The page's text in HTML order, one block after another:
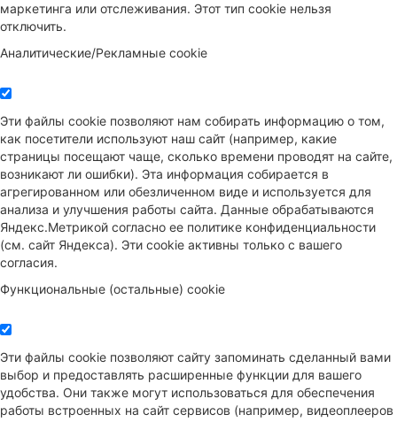
маркетинга или отслеживания. Этот тип cookie нельзя
отключить.
Аналитические/Рекламные cookie
Эти файлы cookie позволяют нам собирать информацию о том,
как посетители используют наш сайт (например, какие
страницы посещают чаще, сколько времени проводят на сайте,
возникают ли ошибки). Эта информация собирается в
агрегированном или обезличенном виде и используется для
анализа и улучшения работы сайта. Данные обрабатываются
Яндекс.Метрикой согласно ее политике конфиденциальности
(см. сайт Яндекса). Эти cookie активны только с вашего
согласия.
Функциональные (остальные) cookie
Эти файлы cookie позволяют сайту запоминать сделанный вами
выбор и предоставлять расширенные функции для вашего
удобства. Они также могут использоваться для обеспечения
работы встроенных на сайт сервисов (например, видеоплееров